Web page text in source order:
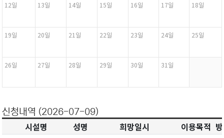
12일 13일 14일 15일 16일 17일 18일
19일 20일 21일 22일 23일 24일 25일
26일 27일 28일 29일 30일 31일
신청내역 (2026-07-09)
시설명 성명 희망일시 이용목적